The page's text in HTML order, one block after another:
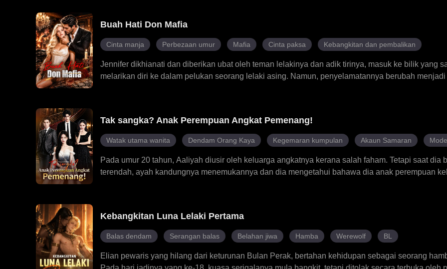
bertekad untuk merawatnya. Walaupun pada awalnya Ayden hanya berniat untuk mempergunakan
lama-kelamaan dia mula jatuh hati pada Ximena. Akhirnya, hubungan palsu mereka berubah
sejati, penuh dengan kemanisan dan kejutan.
Buah Hati Don Mafia
Cinta manja Perbezaan umur Mafia Cinta paksa Kebangkitan dan pembalikan
Jennifer dikhianati dan diberikan ubat oleh teman lelakinya dan adik tirinya, masuk ke bilik yang
melarikan diri ke dalam pelukan seorang lelaki asing. Namun, penyelamatannya berubah menjadi
Don itu.
Tak sangka? Anak Perempuan Angkat Pemenang!
Watak utama wanita Dendam Orang Kaya Kegemaran kumpulan Akaun Samaran
Pada umur 20 tahun, Aaliyah diusir oleh keluarga angkatnya kerana salah faham. Tetapi saat dia
terendah, ayah kandungnya menemukannya dan dia mengetahui bahawa dia anak perempuan
rasa dendam lama, Aaliyah mempertahankan maruahnya melalui kuasa undang-undang dan
akhirnya mendapat kesayangan sepenuh hati keluarganya, meraih penghormatan masyarakat dan
cinta sejati dalam perjalanan hidupnya.
Kebangkitan Luna Lelaki Pertama
Balas dendam Serangan balas Belahan jiwa Hamba Werewolf BL
Elian pewaris yang hilang dari keturunan Bulan Perak, bertahan kehidupan sebagai seorang